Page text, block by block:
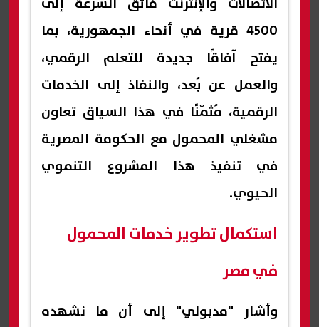
4500 قرية في أنحاء الجمهورية، بما
يفتح آفاقًا جديدة للتعلم الرقمي،
والعمل عن بُعد، والنفاذ إلى الخدمات
الرقمية، مُثمّنًا في هذا السياق تعاون
مشغلي المحمول مع الحكومة المصرية
في تنفيذ هذا المشروع التنموي
الحيوي.
استكمال تطوير خدمات المحمول
في مصر
وأشار "مدبولي" إلى أن ما نشهده